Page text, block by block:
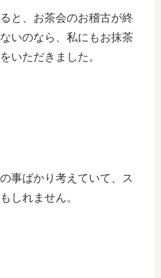
と、お茶会のお稽古が終
いのなら、私にもお抹茶
いただきました。
事ばかり考えていて、ス
しれません。